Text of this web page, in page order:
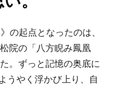
起点となったのは、
院の「八方睨み鳳凰
。ずっと記憶の奥底に
うやく浮かび上り、自